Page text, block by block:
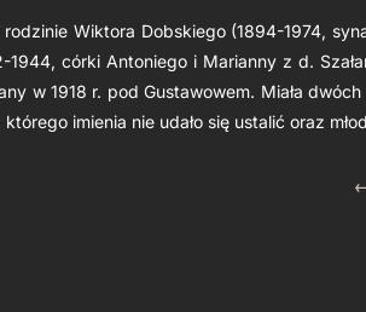
Wiktora Dobskiego (1894-1974,
1944, córki Antoniego i Marianny z d.
w 1918 r. pod Gustawowem. Miała dwóch
imienia nie udało się ustalić oraz